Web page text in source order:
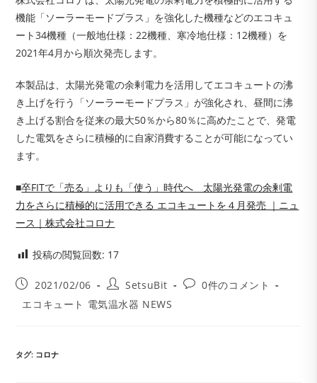
機能「ソーラーモードプラス」を強化した機種などのエコキュ
ート34機種（一般地仕様：22機種、寒冷地仕様：12機種）を
2021年4月から順次発売します。
本製品は、太陽光発電の余剰電力を活用してエコキュートの沸
き上げを行う「ソーラーモードプラス」が強化され、昼間に沸
き上げる割合を従来の最大50％から80％に高めたことで、発電
した電気をさらに積極的に自家消費することが可能になってい
ます。
■卒FITで「売る」よりも「使う」時代へ 太陽光発電の余剰電
力をさらに積極的に活用できる エコキュートを４月発売 ｜ニュ
ース｜株式会社コロナ
投稿の閲覧回数: 17
投
公
2021/02/06
投
稿
者:
SetsuBit
投
0件のコメント
投
ゴ
エコキュート 電気温水器 NEWS
タグ: コロナ